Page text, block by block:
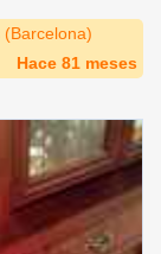
Hace 81 meses